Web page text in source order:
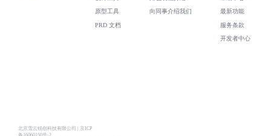
北京雪云锐创科技有限公司 | 京ICP
原型工具
PRD 文档
向同事介绍我们 最新功能
服务条款
开发者中心